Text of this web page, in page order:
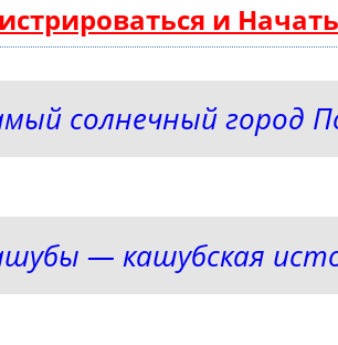
и
солнечный город
— кашубская